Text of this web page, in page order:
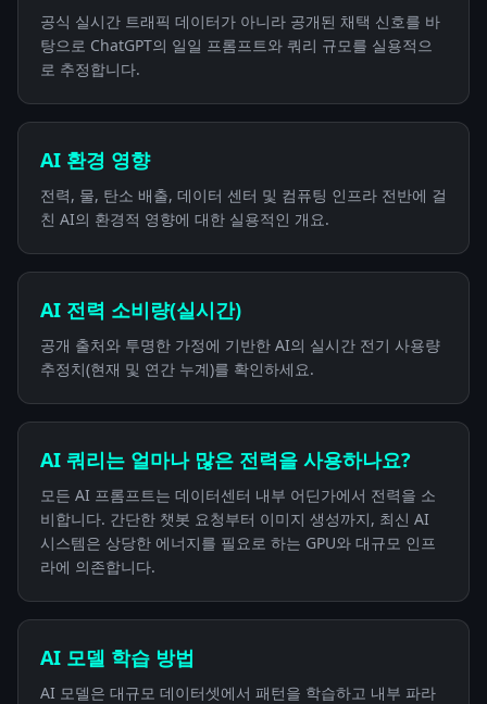
공식 실시간 트래픽 데이터가 아니라 공개된 채택 신호를 바
탕으로 ChatGPT의 일일 프롬프트와 쿼리 규모를 실용적으
로 추정합니다.
AI 환경 영향
전력, 물, 탄소 배출, 데이터 센터 및 컴퓨팅 인프라 전반에 걸
친 AI의 환경적 영향에 대한 실용적인 개요.
AI 전력 소비량(실시간)
공개 출처와 투명한 가정에 기반한 AI의 실시간 전기 사용량
추정치(현재 및 연간 누계)를 확인하세요.
AI 쿼리는 얼마나 많은 전력을 사용하나요?
모든 AI 프롬프트는 데이터센터 내부 어딘가에서 전력을 소
비합니다. 간단한 챗봇 요청부터 이미지 생성까지, 최신 AI
시스템은 상당한 에너지를 필요로 하는 GPU와 대규모 인프
라에 의존합니다.
AI 모델 학습 방법
AI 모델은 대규모 데이터셋에서 패턴을 학습하고 내부 파라